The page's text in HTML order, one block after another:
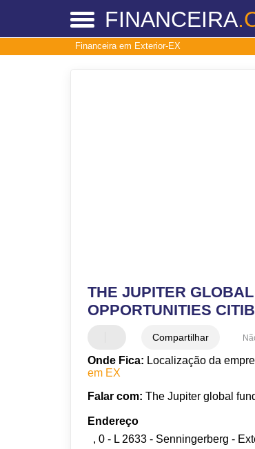
FINANCEIRA
Financeira em Exterior-EX
THE JUPITER
OPPORTUNITIES
Compartilhar
Onde Fica: Localização da
em EX
Falar com: The Jupiter global
Endereço
, 0 - L 2633 - Senningerberg -